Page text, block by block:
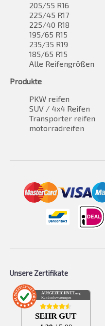
205/55 R16
225/45 R17
225/40 R18
195/65 R15
235/35 R19
185/65 R15
Alle Reifengrößen
Produkte
PKW reifen
SUV / 4x4 Reifen
Transporter reifen
motorradreifen
Unsere Zertifikate
AUSGEZEICHNET.org
Kundenbewertungen
SEHR GUT